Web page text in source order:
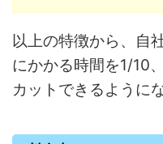
以上の特徴から、自
にかかる時間を1/10
カットできるように